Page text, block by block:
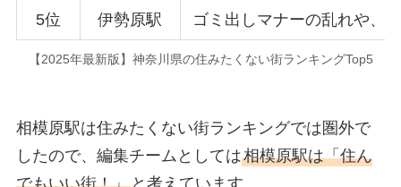
5位 伊勢原駅 ゴミ出しマナーの乱れや、
【2025年最新版】神奈川県の住みたくない街ランキングTop5
相模原駅は住みたくない街ランキングでは圏外で
したので、編集チームとしては相模原駅は「住ん
でもいい街！」と考えています。